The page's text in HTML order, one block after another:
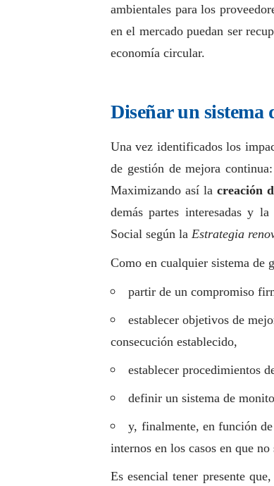
ambientales para los
en el mercado puedan ser
economía circular.
Diseñar un sistema
Una vez identificados los
de gestión de mejora
Maximizando así lacreación
demás partes interesadas y
Social según la Estrategia
Como en cualquier sistema de
partir de un compromiso
establecer objetivos de
consecución establecido,
establecer procedimientos
definir un sistema de
y, finalmente, en función
internos en los casos en que
Es esencial tener presente